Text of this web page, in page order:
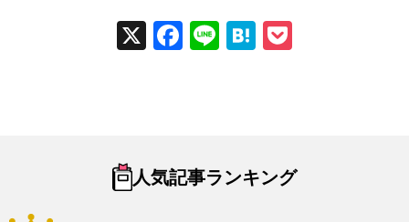
X
Fac
Line
Hat
人気記事ランキング